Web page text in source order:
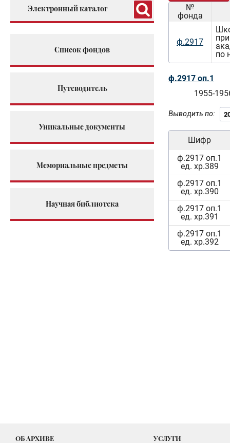
Электронный каталог
Список фондов
Путеводитель
Уникальные документы
Мемориальные предметы
Научная библиотека
№
фонда
ф.2917
по
ф.2917 оп.1
1955-
Выводить по:
Шифр
ф.2917 оп.1
ед. хр.389
ф.2917 оп.1
ед. хр.390
ф.2917 оп.1
ед. хр.391
ф.2917 оп.1
ед. хр.392
ОБ АРХИВЕ УСЛУГИ